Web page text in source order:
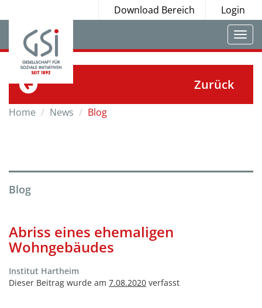
Download Bereich Login
Zurück
Home News Blog
Blog
Abriss eines ehemaligen
Wohngebäudes
Institut Hartheim
Dieser Beitrag wurde am 7.08.2020 verfasst